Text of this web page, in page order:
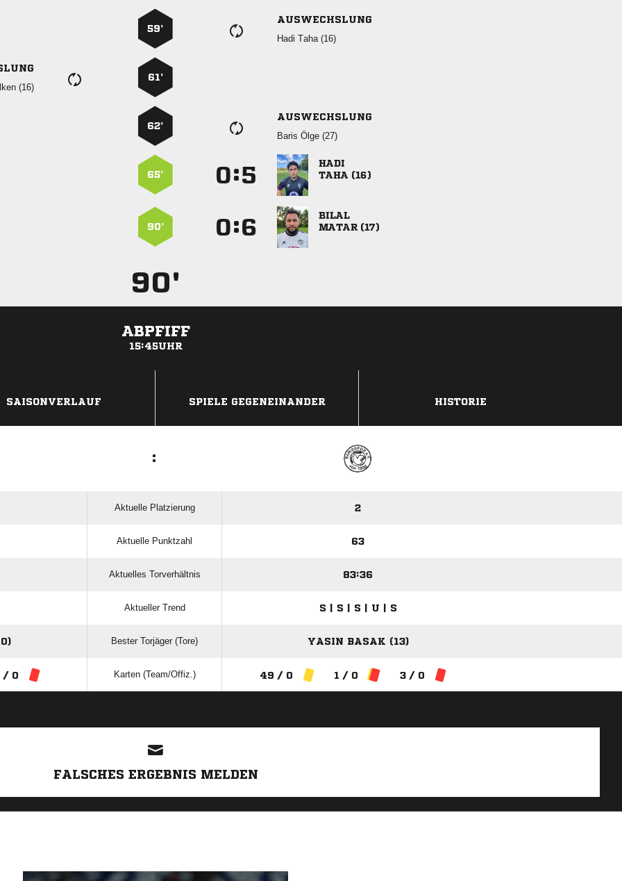
59’
AUSWECHSLUNG
  

61’
62’
AUSWECHSLUNG
  
65’ :

 
90’ :

 
90'
ABPFIFF
15:45UHR
SAISONVERLAUF SPIELE GEGENEINANDER HISTORIE
:
Aktuelle Platzierung 2
Aktuelle Punktzahl 63
Aktuelles Torverhältnis 83:36
Aktueller Trend S | S | S | U | S
Bester Torjäger (Tore) YASIN BASAK (13)
/ 0 Karten (Team/Offiz.) 49 / 0 1 / 0 3 / 0
FALSCHES ERGEBNIS MELDEN